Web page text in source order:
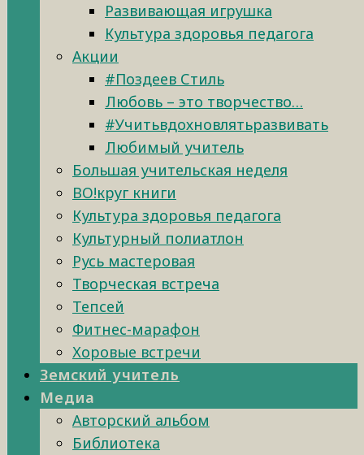
Развивающая игрушка
Культура здоровья педагога
Акции
#Поздеев Стиль
Любовь – это творчество…
#Учитьвдохновлятьразвивать
Любимый учитель
Большая учительская неделя
ВО!круг книги
Культура здоровья педагога
Культурный полиатлон
Русь мастеровая
Творческая встреча
Тепсей
Фитнес-марафон
Хоровые встречи
Земский учитель
Медиа
Авторский альбом
Библиотека